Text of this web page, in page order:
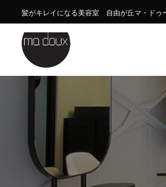
髪がキレイになる美容室 自由が丘マ・ドゥ